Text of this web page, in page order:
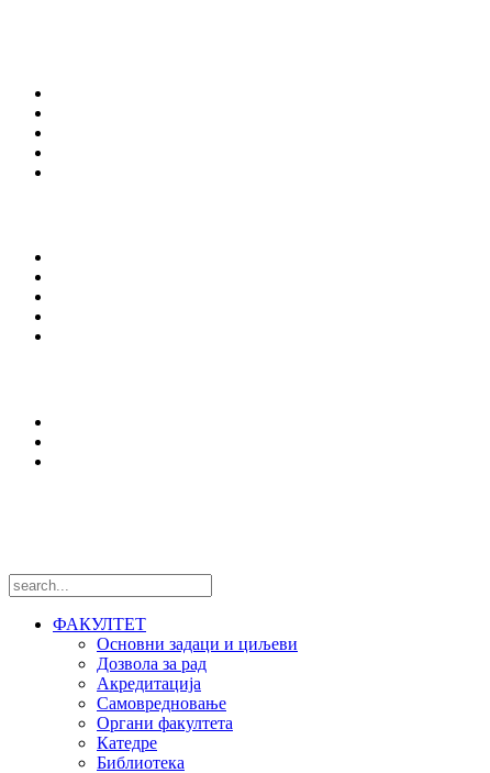
ФАКУЛТЕТ
Основни задаци и циљеви
Дозвола за рад
Акредитација
Самовредновање
Органи факултета
Катедре
Библиотека